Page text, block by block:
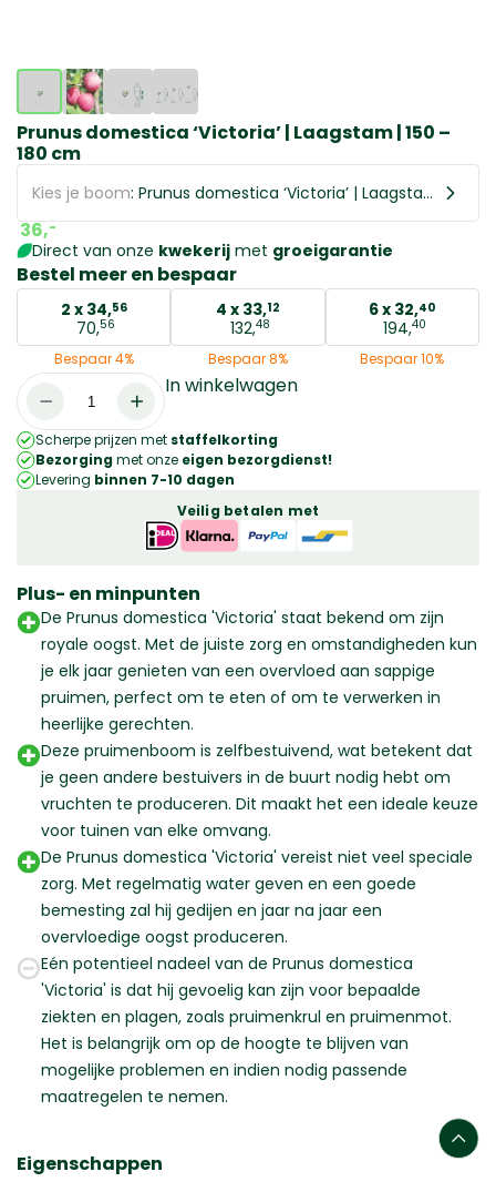
Prunus domestica ‘Victoria’ | Laagstam | 150 –
180 cm
Kies je boom : Prunus domestica ‘Victoria’ | Laagstam | 150 – 180 cm
36,-
Direct van onze kwekerij met groeigarantie
Bestel meer en bespaar
2 x34,56
70,56
Bespaar 4%
4 x33,12
132,48
Bespaar 8%
6 x32,40
194,40
Bespaar 10%
Prunus
domestica
'Victoria'
|
180
cm
aantal
In winkelwagen
Scherpe prijzen met staffelkorting
Bezorgingmet onze eigen bezorgdienst!
Levering binnen 7-10 dagen
Veilig betalen met
Plus- en minpunten
De Prunus domestica 'Victoria' staat bekend om zijn
royale oogst. Met de juiste zorg en omstandigheden kun
je elk jaar genieten van een overvloed aan sappige
pruimen, perfect om te eten of om te verwerken in
heerlijke gerechten.
Deze pruimenboom is zelfbestuivend, wat betekent dat
je geen andere bestuivers in de buurt nodig hebt om
vruchten te produceren. Dit maakt het een ideale keuze
voor tuinen van elke omvang.
De Prunus domestica 'Victoria' vereist niet veel speciale
zorg. Met regelmatig water geven en een goede
bemesting zal hij gedijen en jaar na jaar een
overvloedige oogst produceren.
Eén potentieel nadeel van de Prunus domestica
'Victoria' is dat hij gevoelig kan zijn voor bepaalde
ziekten en plagen, zoals pruimenkrul en pruimenmot.
Het is belangrijk om op de hoogte te blijven van
mogelijke problemen en indien nodig passende
maatregelen te nemen.
Eigenschappen